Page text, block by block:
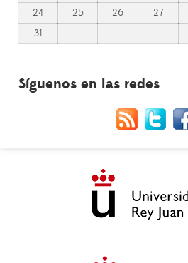
24
25 26 27
31
Síguenos en las redes